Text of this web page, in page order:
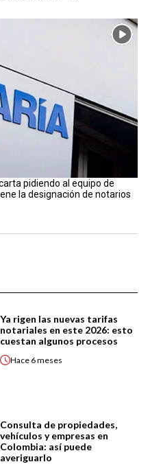
pidiendo al equipo de
la designación de notarios
Ya rigen las nuevas tarifas
notariales en este 2026: esto
cuestan algunos procesos
Hace 6 meses
Consulta de propiedades,
vehículos y empresas en
Colombia: así puede
averiguarlo